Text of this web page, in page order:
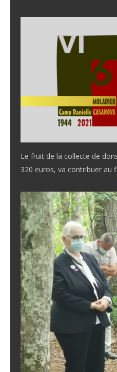
Le fruit de la collecte de
320 euros, va contribuer au